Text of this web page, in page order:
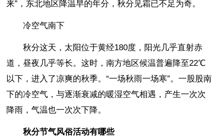
来”，东北地区降温早的年分，秋分见霜已不足为奇。
冷空气南下
秋分这天，太阳位于黄经180度，阳光几乎直射赤
道，昼夜几乎等长。这时，南方地区候温普遍降至22℃
以下，进入了凉爽的秋季。“一场秋雨一场寒”。一股股南
下的冷空气，与逐渐衰减的暖湿空气相遇，产生一次次
降雨，气温也一次次下降。
秋分节气风俗活动有哪些